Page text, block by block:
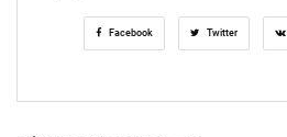
Facebook Twitter